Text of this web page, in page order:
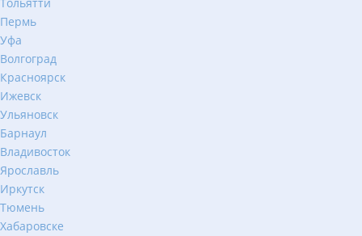
Пермь
Уфа
Волгоград
Красноярск
Ижевск
Ульяновск
Барнаул
Владивосток
Ярославль
Иркутск
Тюмень
Хабаровске